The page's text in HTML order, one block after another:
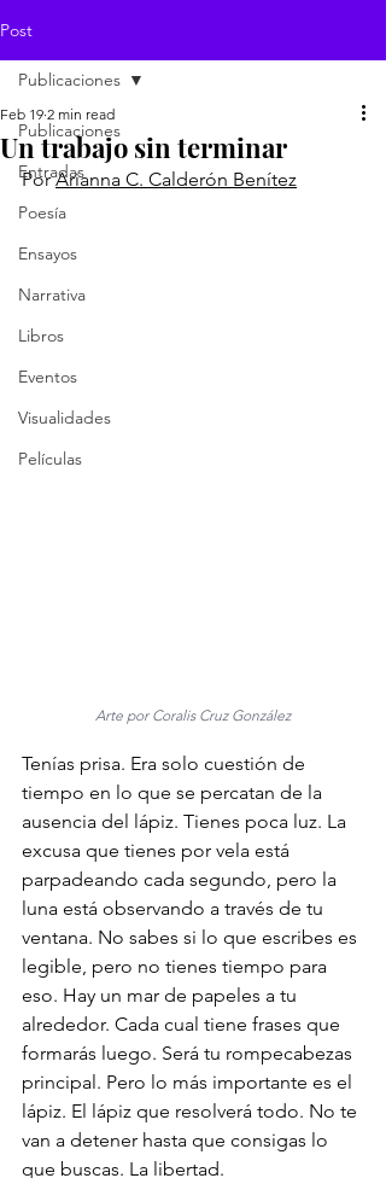
Post
Publicaciones
Entradas
Poesía
Ensayos
Narrativa
Libros
Eventos
Visualidades
Películas
Publicaciones
Un trabajo sin terminar
Feb 19 2 min read
Por Arianna C. Calderón Benítez
Arte por Coralis Cruz González
Tenías prisa. Era solo cuestión de
tiempo en lo que se percatan de la
ausencia del lápiz. Tienes poca luz. La
excusa que tienes por vela está
parpadeando cada segundo, pero la
luna está observando a través de tu
ventana. No sabes si lo que escribes es
legible, pero no tienes tiempo para
eso. Hay un mar de papeles a tu
alrededor. Cada cual tiene frases que
formarás luego. Será tu rompecabezas
principal. Pero lo más importante es el
lápiz. El lápiz que resolverá todo. No te
van a detener hasta que consigas lo
que buscas. La libertad.